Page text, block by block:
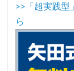
>>「超実践型
ら